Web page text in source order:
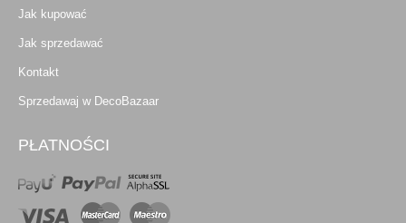
Jak kupować
Jak sprzedawać
Kontakt
Sprzedawaj w DecoBazaar
PŁATNOŚCI